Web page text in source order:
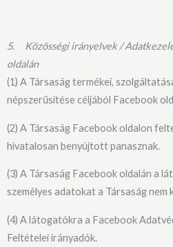
5. Közösségi irányelvek /
oldalán
(1) A Társaság termékei,
népszerűsítése céljából Facebook
(2) A Társaság Facebook oldalon
hivatalosan benyújtott panasznak.
(3) A Társaság Facebook oldalán a
személyes adatokat a Társaság nem
(4) A látogatókra a Facebook
Feltételei irányadók.